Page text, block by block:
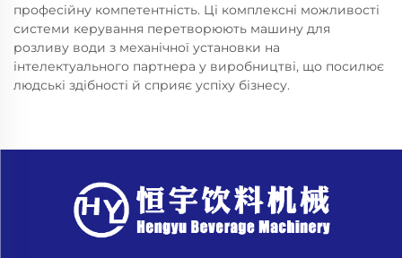
професійну компетентність. Ці комплексні можливості
системи керування перетворюють машину для
розливу води з механічної установки на
інтелектуального партнера у виробництві, що посилює
людські здібності й сприяє успіху бізнесу.